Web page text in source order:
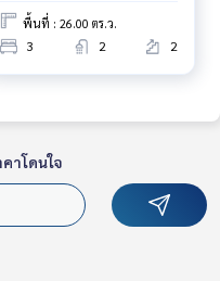
พื้นที่ : 26.00 ตร.ว.
3 2 2
าโดนใจ